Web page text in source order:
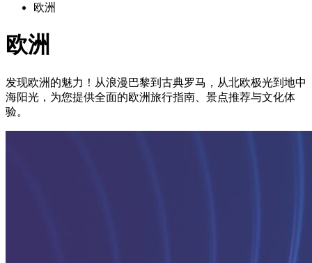
欧洲
欧洲
发现欧洲的魅力！从浪漫巴黎到古典罗马，从北欧极光到地中
海阳光，为您提供全面的欧洲旅行指南、景点推荐与文化体
验。